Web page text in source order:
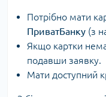
Потрібно мати
ПриватБанку (з
Якщо картки
подавши заявку.
Мати доступний